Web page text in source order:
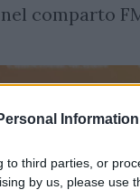
Information
to third parties, or
by us, please use
comparto